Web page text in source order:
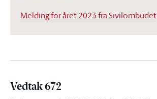
Melding for året 2023 fra Sivilombudet
Vedtak 672